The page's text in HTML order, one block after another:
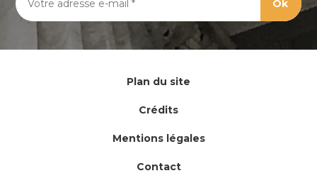
Plan du site
Crédits
Mentions légales
Contact